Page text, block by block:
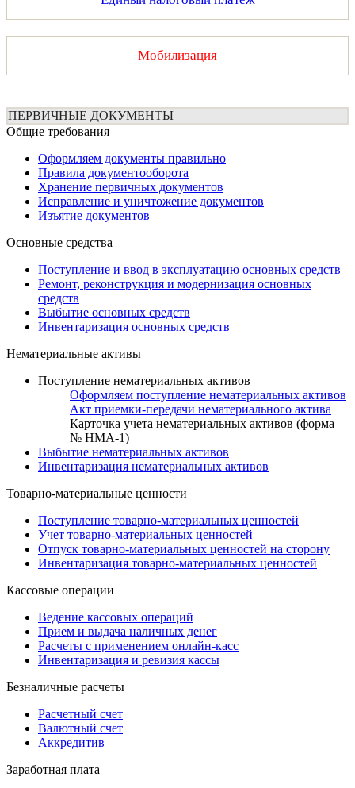
Мобилизация
ПЕРВИЧНЫЕ ДОКУМЕНТЫ
Общие требования
Оформляем документы правильно
Правила документооборота
Хранение первичных документов
Исправление и уничтожение документов
Изъятие документов
Основные средства
Поступление и ввод в эксплуатацию основных средств
Ремонт, реконструкция и модернизация основных
средств
Выбытие основных средств
Инвентаризация основных средств
Нематериальные активы
Поступление нематериальных активов
Оформляем поступление нематериальных активов
Акт приемки-передачи нематериального актива
Карточка учета нематериальных активов (форма
№ НМА-1)
Выбытие нематериальных активов
Инвентаризация нематериальных активов
Товарно-материальные ценности
Поступление товарно-материальных ценностей
Учет товарно-материальных ценностей
Отпуск товарно-материальных ценностей на сторону
Инвентаризация товарно-материальных ценностей
Кассовые операции
Ведение кассовых операций
Прием и выдача наличных денег
Расчеты с применением онлайн-касс
Инвентаризация и ревизия кассы
Безналичные расчеты
Расчетный счет
Валютный счет
Аккредитив
Заработная плата